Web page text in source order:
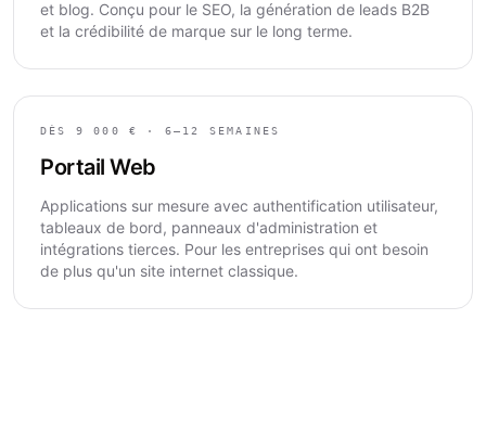
et blog. Conçu pour le SEO, la génération de leads B2B
et la crédibilité de marque sur le long terme.
DÈS 9 000 € · 6–12 SEMAINES
Portail Web
Applications sur mesure avec authentification utilisateur,
tableaux de bord, panneaux d'administration et
intégrations tierces. Pour les entreprises qui ont besoin
de plus qu'un site internet classique.